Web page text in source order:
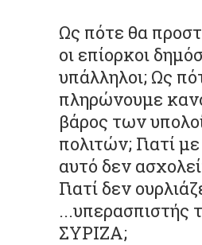
Ως πότε θα
οι επίορκοι
υπάλληλοι; Ως
πληρώνουμε
βάρος των
πολιτών; Γιατί
αυτό δεν
Γιατί δεν
...υπερασπιστής
ΣΥΡΙΖΑ;